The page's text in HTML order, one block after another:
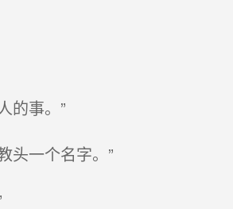
的事。”
头一个名字。”